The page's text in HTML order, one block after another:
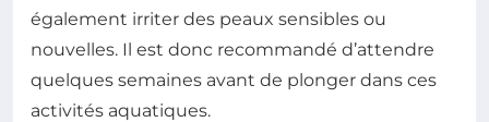
également irriter des peaux sensibles ou
nouvelles. Il est donc recommandé d’attendre
quelques semaines avant de plonger dans ces
activités aquatiques.